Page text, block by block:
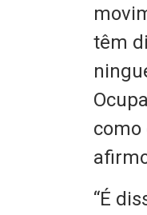
têm
como
“É